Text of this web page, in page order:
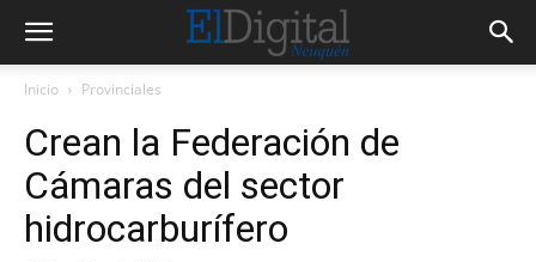
Inicio Provinciales
Crean la Federación de
Cámaras del sector
hidrocarburífero